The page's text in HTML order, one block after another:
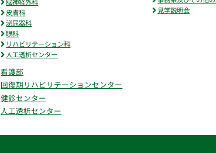
皮膚科
泌尿器科
眼科
リハビリテーション科
人工透析センター
看護部
回復期リハビリテーションセンター
健診センター
人工透析センター
見学説明会